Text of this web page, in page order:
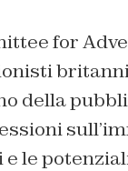
for
della
e le